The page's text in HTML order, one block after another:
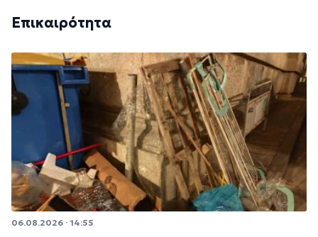
Επικαιρότητα
06.08.2026 · 14:55